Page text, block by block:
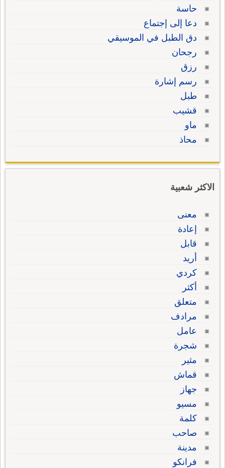
حاسة
دعا إلى إجتماع
دق الطبل في الموسيقي
رجحان
رزق
رسم إشارة
طبل
قشيب
ماو
محاذ
الاكثر شعبية
معنى
إعادة
قابل
أريد
كردي
أكثر
متعلق
مرادف
عامل
شجرة
مثير
قماش
جهاز
مسيو
كلمة
صاحب
مدينة
فرانكو